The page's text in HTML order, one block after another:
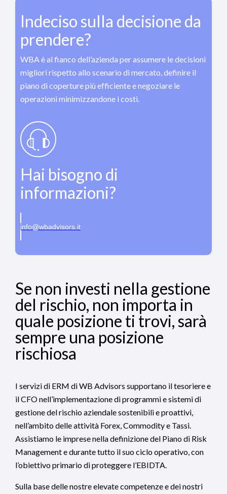
Indeciso sulla decisione da
prendere?
WBA è al fianco dell’azienda per assumere le decisioni
migliori rispetto allo scenario di mercato, definire il
piano di coperture più efficiente e negoziare le
operazioni minimizzandone i costi.
Hai bisogno di
informazioni?
info@wbadvisors.it
Se non investi nella gestione
del rischio, non importa in
quale posizione ti trovi, sarà
sempre una posizione
rischiosa
I servizi di ERM di WB Advisors supportano il tesoriere e
il CFO nell’implementazione di programmi e sistemi di
gestione del rischio aziendale sostenibili e proattivi,
nell’ambito delle attività Forex, Commodity e Tassi.
Assistiamo le imprese nella definizione del Piano di Risk
Management e durante tutto il suo ciclo operativo, con
l’obiettivo primario di proteggere l’EBIDTA.
Sulla base delle nostre elevate competenze e dei nostri